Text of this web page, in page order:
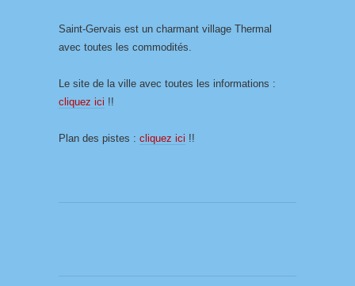
Saint-Gervais est un charmant village Thermal
avec toutes les commodités.
Le site de la ville avec toutes les informations :
cliquez ici !!
Plan des pistes : cliquez ici !!